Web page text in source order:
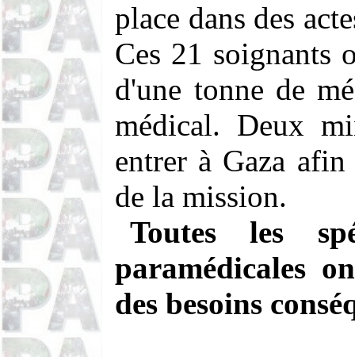
place dans des
Ces 21 soignants
d'une tonne de
médical. Deux
entrer à Gaza
de la mission.
Toutes les
paramédicales
des besoins